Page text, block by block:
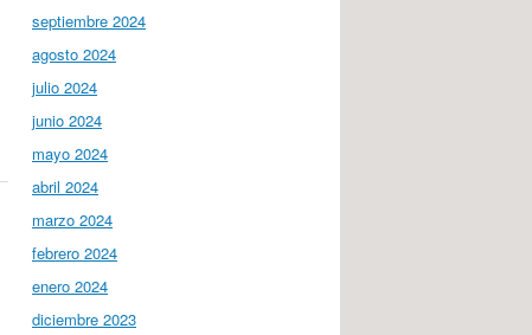
septiembre 2024
agosto 2024
julio 2024
junio 2024
mayo 2024
abril 2024
marzo 2024
febrero 2024
enero 2024
diciembre 2023